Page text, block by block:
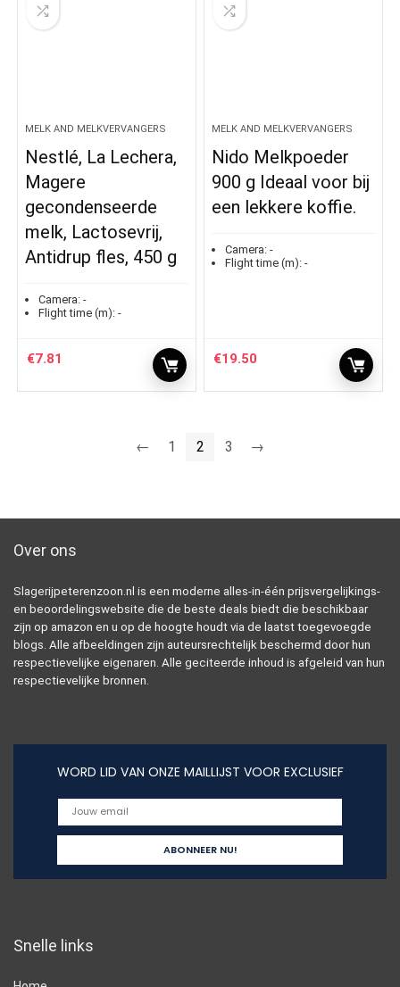
MELK AND MELKVERVANGERS
Nestlé, La Lechera,
Magere
gecondenseerde
melk, Lactosevrij,
Antidrup fles, 450 g
Camera: -
Flight time (m): -
€7.81
MELK AND MELKVERVANGERS
Nido Melkpoeder
900 g Ideaal voor bij
een lekkere koffie.
Camera: -
Flight time (m): -
€19.50
← 1 2 3 →
Over ons
Slagerijpeterenzoon.nl is een moderne alles-in-één prijsvergelijkings-
en beoordelingswebsite die de beste deals biedt die beschikbaar
zijn op amazon en u op de hoogte houdt via de laatst toegevoegde
blogs. Alle afbeeldingen zijn auteursrechtelijk beschermd door hun
respectievelijke eigenaren. Alle geciteerde inhoud is afgeleid van hun
respectievelijke bronnen.
WORD LID VAN ONZE MAILLIJST VOOR EXCLUSIEF
Snelle links